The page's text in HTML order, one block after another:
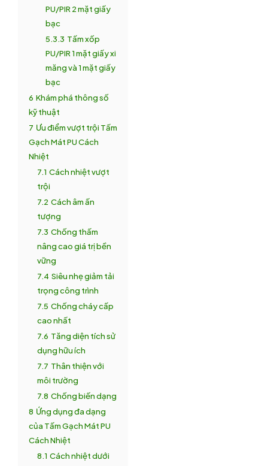
PU/PIR 2 mặt giấy
bạc
5.3.3 Tấm xốp
PU/PIR 1 mặt giấy xi
măng và 1 mặt giấy
bạc
6 Khám phá thông số
kỹ thuật
7 Ưu điểm vượt trội Tấm
Gạch Mát PU Cách
Nhiệt
7.1 Cách nhiệt vượt
trội
7.2 Cách âm ấn
tượng
7.3 Chống thấm
nâng cao giá trị bền
vững
7.4 Siêu nhẹ giảm tải
trọng công trình
7.5 Chống cháy cấp
cao nhất
7.6 Tăng diện tích sử
dụng hữu ích
7.7 Thân thiện với
môi trường
7.8 Chống biến dạng
8 Ứng dụng đa dạng
của Tấm Gạch Mát PU
Cách Nhiệt
8.1 Cách nhiệt dưới